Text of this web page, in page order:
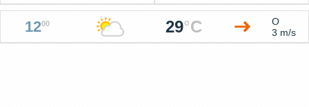
1200 29°C
O
3 m/s